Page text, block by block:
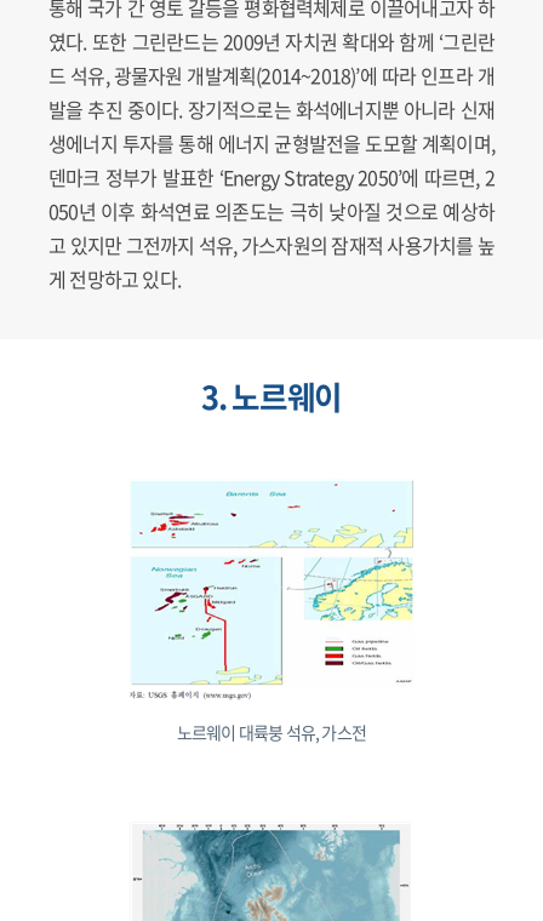
통해 국가 간 영토 갈등을 평화협력체제로 이끌어내고자 하
였다. 또한 그린란드는 2009년 자치권 확대와 함께 ‘그린란
드 석유, 광물자원 개발계획(2014~2018)’에 따라 인프라 개
발을 추진 중이다. 장기적으로는 화석에너지뿐 아니라 신재
생에너지 투자를 통해 에너지 균형발전을 도모할 계획이며,
덴마크 정부가 발표한 ‘Energy Strategy 2050’에 따르면, 2
050년 이후 화석연료 의존도는 극히 낮아질 것으로 예상하
고 있지만 그전까지 석유, 가스자원의 잠재적 사용가치를 높
게 전망하고 있다.
3. 노르웨이
노르웨이 대륙붕 석유, 가스전